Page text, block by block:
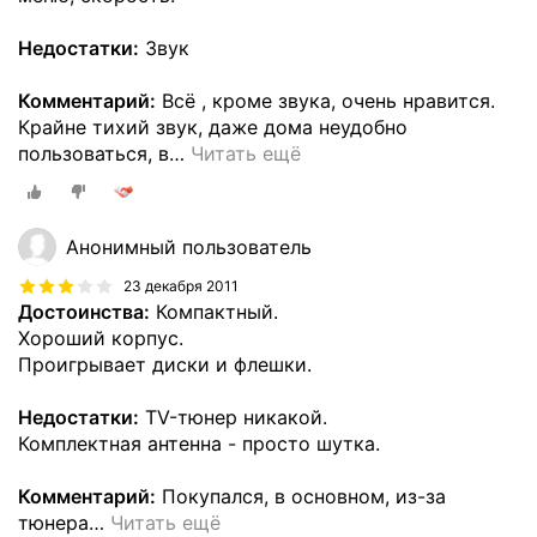
Недостатки: Звук
Комментарий: Всё , кроме звука, очень нравится.
Крайне тихий звук, даже дома неудобно
пользоваться, в… Читать ещё
Анонимный пользователь
23 декабря 2011
Достоинства: Компактный.
Хороший корпус.
Проигрывает диски и флешки.
Недостатки: TV-тюнер никакой.
Комплектная антенна - просто шутка.
Комментарий: Покупался, в основном, из-за
тюнера… Читать ещё